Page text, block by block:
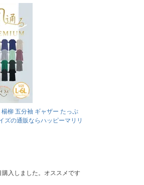
楊柳 五分袖 ギャザー たっぷ
ズの通販ならハッピーマリリ
入しました。オススメです